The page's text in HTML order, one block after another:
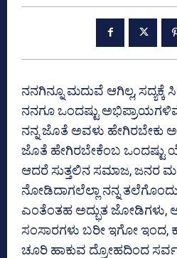
ನನಗಿನ್ನೂ ಮದುವೆ ಆಗಿಲ್ಲ, ಸದ್ಯಕ್ಕೆ
ನನಗೂ ಒಂದಷ್ಟು
ನನ್ನ ಜೊತೆ ಅವಳು ಹೇಗಿರಬೇಕು
ಜೊತೆ ಹೇಗಿರಬೇಕೆಂಬ ಒಂದಷ್ಟು
ಆದರೆ ಸುತ್ತಲಿನ ಸಮಾಜ, ಜನರ
ನೋಡಿದಾಗಲೆಲ್ಲಾ ನನ್ನ
ಎಂತೆಂತಹ ಅದ್ಭುತ ಜೋಡಿಗಳು,
ಸಂಸಾರಗಳು ಬರೀ ಇಗೋ ಇಂದ,
ಚೂರಿ ಹಾಕುವ ದ್ರೋಹದಿಂದ